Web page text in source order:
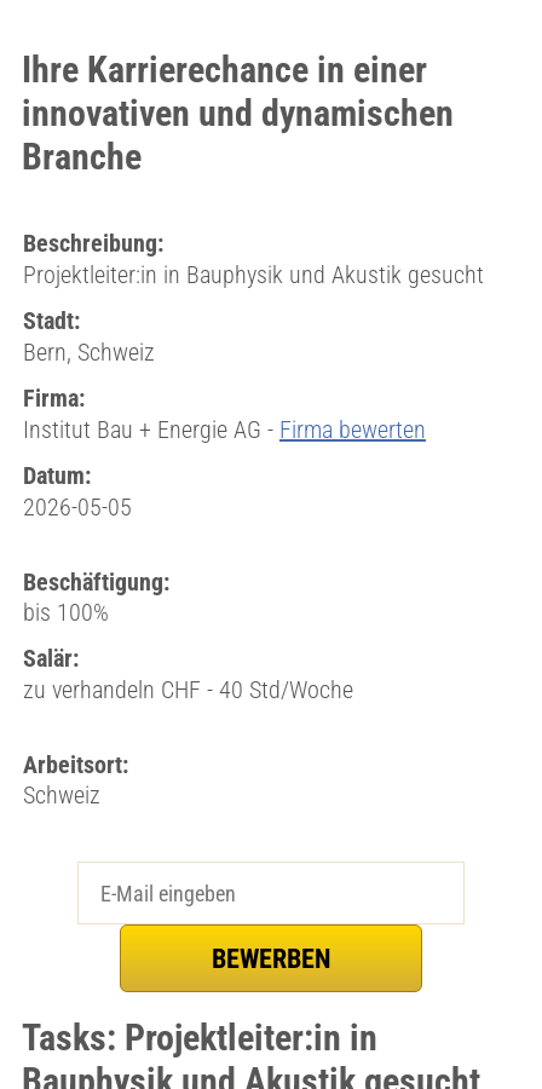
Ihre Karrierechance in einer
innovativen und dynamischen
Branche
Beschreibung:
Projektleiter:in in Bauphysik und Akustik gesucht
Stadt:
Bern, Schweiz
Firma:
Institut Bau + Energie AG - Firma bewerten
Datum:
2026-05-05
Beschäftigung:
bis 100%
Salär:
zu verhandeln CHF - 40 Std/Woche
Arbeitsort:
Schweiz
Tasks: Projektleiter:in in